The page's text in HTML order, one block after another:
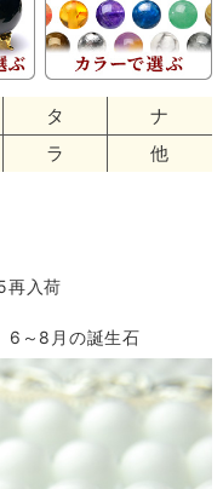
タ
ナ
ラ 他
入荷
6～8月の誕生石